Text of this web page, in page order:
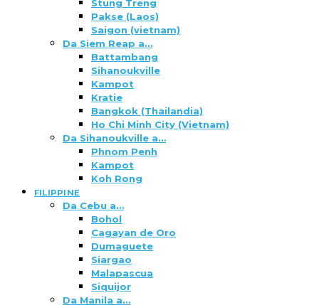
Stung Treng
Pakse (Laos)
Saigon (vietnam)
Da Siem Reap a…
Battambang
Sihanoukville
Kampot
Kratie
Bangkok (Thailandia)
Ho Chi Minh City (Vietnam)
Da Sihanoukville a…
Phnom Penh
Kampot
Koh Rong
FILIPPINE
Da Cebu a…
Bohol
Cagayan de Oro
Dumaguete
Siargao
Malapascua
Siquijor
Da Manila a…